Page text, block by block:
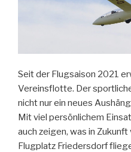
Seit der Flugsaison 2021
Vereinsflotte. Der
nicht nur ein neues
Mit viel persönlichem
auch zeigen, was in
Flugplatz Friedersdorf